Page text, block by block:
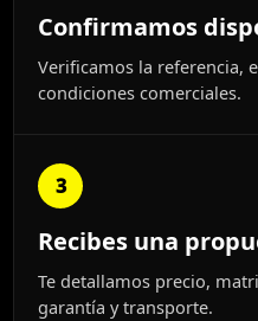
Confirmamos
Verificamos la referencia,
condiciones comerciales.
3
Recibes una
Te detallamos precio,
garantía y transporte.